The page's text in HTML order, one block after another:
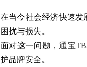
在当今社会经济快速发
困扰与损失。
面对这一问题，通宝
护品牌安全。